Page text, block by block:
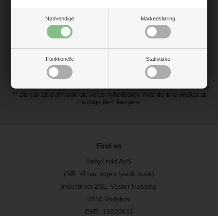
Nødvendige Markedsføring
Funktionelle Statistiske
* Ved at tilmelde dig accepterer du vores persondatapolitik vedr. nyhedsbrev
** Du kan altid afmelde dig vores nyhedsbrev, hvis du ikke ønsker at
modtage dem længere.
Find os
BabyTrold ApS
(NB. Vi har ingen fysisk butik)
Industrivej 20E, Vester Hassing
9310 Vodskov
CVR: 10020611